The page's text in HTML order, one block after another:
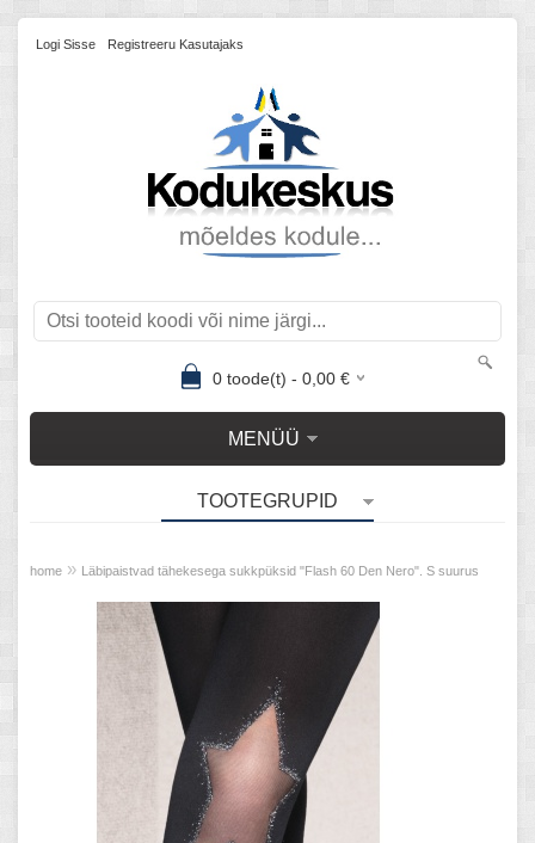
Logi Sisse Registreeru Kasutajaks
0toode(t) - 0,00€
MENÜÜ
TOOTEGRUPID
home » Läbipaistvad tähekesega sukkpüksid "Flash 60 Den Nero". S suurus